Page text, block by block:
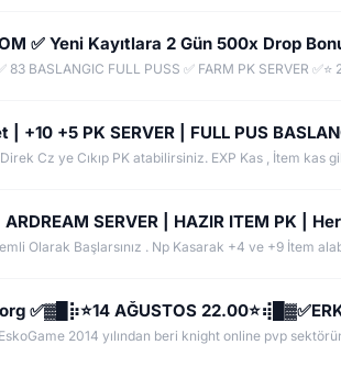
83 BASLANGIC FULL PUSS ✅ FARM PK SERVER
Cz ye Cıkıp PK atabilirsiniz. EXP Kas , İtem kas
SERVER | HAZIR ITEM PK |
Olarak Başlarsınız . Np Kasarak +4 ve +9 İtem